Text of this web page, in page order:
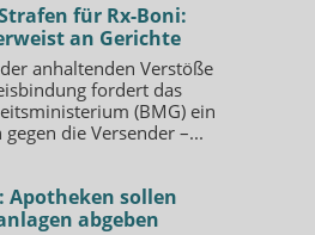
für Rx-Boni:
an Gerichte
anhaltenden Verstöße
fordert das
(BMG) ein
die Versender –...
Apotheken sollen
abgeben